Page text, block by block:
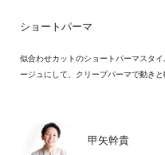
ショートパーマ
似合わせカットのショートパーマスタ
ージュにして、クリープパーマで動き
甲矢幹貴